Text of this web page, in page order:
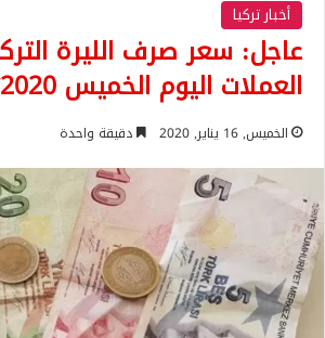
أخبار تركيا
عاجل: سعر صرف الليرة
العملات اليوم الخميس 16/01/2020
الخميس, 16 يناير, 2020 دقيقة واحدة